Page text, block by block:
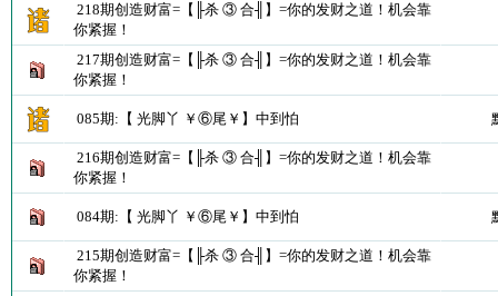
218期创造财富=【╟杀 ③ 合╢】=你的发财之道！机会靠
你紧握！
217期创造财富=【╟杀 ③ 合╢】=你的发财之道！机会靠
你紧握！
085期:【 光脚丫 ￥⑥尾￥】中到怕
216期创造财富=【╟杀 ③ 合╢】=你的发财之道！机会靠
你紧握！
084期:【 光脚丫 ￥⑥尾￥】中到怕
215期创造财富=【╟杀 ③ 合╢】=你的发财之道！机会靠
你紧握！